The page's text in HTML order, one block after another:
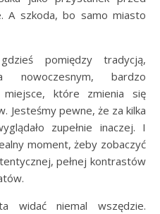
A szkoda, bo samo miasto
pomiędzy tradycją,
nowoczesnym, bardzo
miejsce, które zmienia się
Jesteśmy pewne, że za kilka
zupełnie inaczej. I
moment, żeby zobaczyć
pełnej kontrastów
widać niemal wszędzie.